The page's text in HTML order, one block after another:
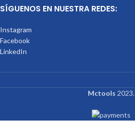
SÍGUENOS EN NUESTRA REDES:
Instagram
Facebook
LinkedIn
Mctools 2023.